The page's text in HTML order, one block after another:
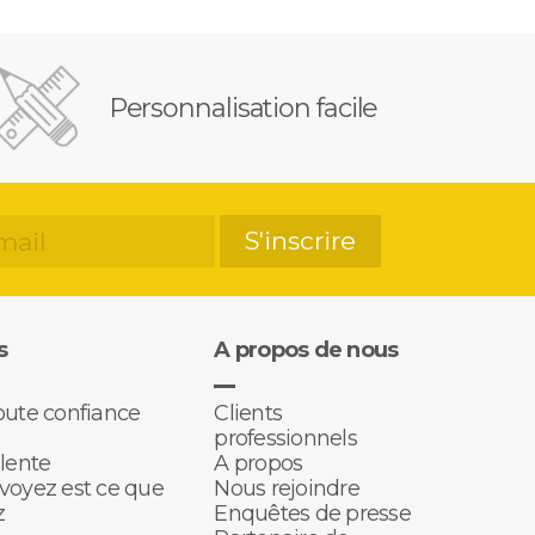
Personnalisation facile
S'inscrire
confiance
est ce que
A propos de nous
Clients
professionnels
A propos
Nous rejoindre
Enquêtes de presse